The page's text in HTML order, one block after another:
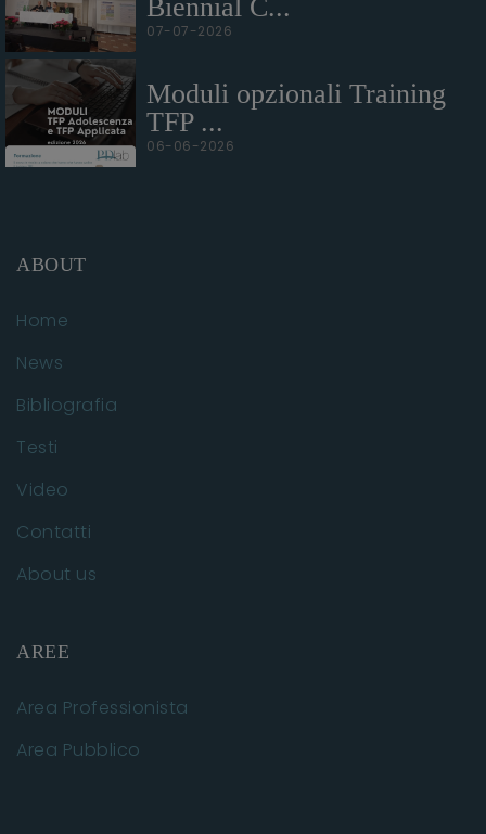
Biennial C...
07-07-2026
Moduli opzionali Training
TFP ...
06-06-2026
ABOUT
Home
News
Bibliografia
Testi
Video
Contatti
About us
AREE
Area Professionista
Area Pubblico